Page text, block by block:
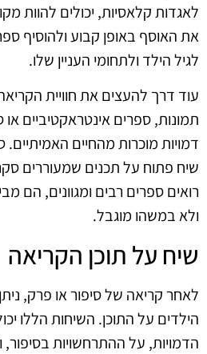
לאגדות קלאסיות, יכולים להוות
את האוסף באופן קבוע ולהוסיף
לגיל הילד ולתחומי העניין שלו.
עוד דרך להעצים את חוויית
תמונות, ספרים אינטראקטיביים
דמויות מוכרות מהחיים
שיח פתוח על תכנים שמעוררים
רואים ספרים רבים ומגוונים, הם
ולא במשהו מוגבל.
שיח על תוכן הקריאה
לאחר קריאה של סיפור או פרק,
הילדים על התוכן. השיחות הללו
הדמויות, על ההתרחשויות